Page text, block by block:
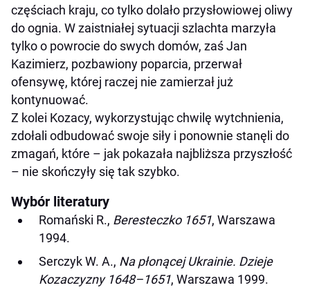
częściach kraju, co tylko dolało przysłowiowej oliwy
do ognia. W zaistniałej sytuacji szlachta marzyła
tylko o powrocie do swych domów, zaś Jan
Kazimierz, pozbawiony poparcia, przerwał
ofensywę, której raczej nie zamierzał już
kontynuować.
Z kolei Kozacy, wykorzystując chwilę wytchnienia,
zdołali odbudować swoje siły i ponownie stanęli do
zmagań, które – jak pokazała najbliższa przyszłość
– nie skończyły się tak szybko.
Wybór literatury
Romański R., Beresteczko 1651, Warszawa
1994.
Serczyk W. A., Na płonącej Ukrainie. Dzieje
Kozaczyzny 1648–1651, Warszawa 1999.